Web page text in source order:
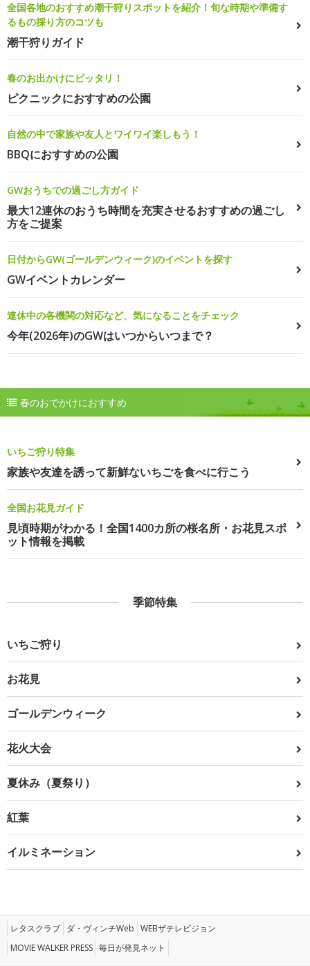
全国各地のおすすめ潮干狩りスポットを紹介！旬な時期や準備す
るもの採り方のコツも
潮干狩りガイド
春のお出かけにピッタリ！
ピクニックにおすすめの公園
自然の中で家族や友人とワイワイ楽しもう！
BBQにおすすめの公園
GWおうちでの過ごし方ガイド
最大12連休のおうち時間を充実させるおすすめの過ごし
方をご提案
日付からGW(ゴールデンウィーク)のイベントを探す
GWイベントカレンダー
連休中の各機関の対応など、気になることをチェック
今年(2026年)のGWはいつからいつまで？
春のおでかけにおすすめ
いちご狩り特集
家族や友達を誘って新鮮ないちごを食べに行こう
全国お花見ガイド
見頃時期がわかる！全国1400カ所の桜名所・お花見スポ
ット情報を掲載
季節特集
いちご狩り
お花見
ゴールデンウィーク
花火大会
夏休み（夏祭り）
紅葉
イルミネーション
レタスクラブ ダ・ヴィンチWeb WEBザテレビジョン
MOVIE WALKER PRESS 毎日が発見ネット